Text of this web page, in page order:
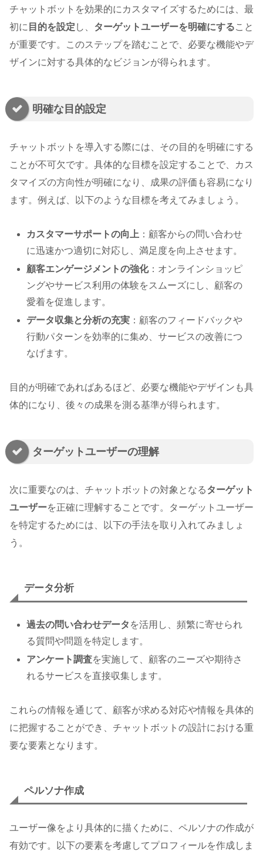
チャットボットを効果的にカスタマイズするためには、最
初に 目的を設定 し、 ターゲットユーザーを明確にすること
が重要です。このステップを踏むことで、必要な機能やデ
ザインに対する具体的なビジョンが得られます。
明確な目的設定
チャットボットを導入する際には、その目的を明確にする
ことが不可欠です。具体的な目標を設定することで、カス
タマイズの方向性が明確になり、成果の評価も容易になり
ます。例えば、以下のような目標を考えてみましょう。
カスタマーサポートの向上 ：顧客からの問い合わせ
に迅速かつ適切に対応し、満足度を向上させます。
顧客エンゲージメントの強化：オンラインショッピ
ングやサービス利用の体験をスムーズにし、顧客の
愛着を促進します。
データ収集と分析の充実 ：顧客のフィードバックや
行動パターンを効率的に集め、サービスの改善につ
なげます。
目的が明確であればあるほど、必要な機能やデザインも具
体的になり、後々の成果を測る基準が得られます。
ターゲットユーザーの理解
次に重要なのは、チャットボットの対象となる ターゲット
ユーザーを正確に理解することです。ターゲットユーザー
を特定するためには、以下の手法を取り入れてみましょ
う。
データ分析
過去の問い合わせデータ を活用し、頻繁に寄せられ
る質問や問題を特定します。
アンケート調査を実施して、顧客のニーズや期待さ
れるサービスを直接収集します。
これらの情報を通じて、顧客が求める対応や情報を具体的
に把握することができ、チャットボットの設計における重
要な要素となります。
ペルソナ作成
ユーザー像をより具体的に描くために、ペルソナの作成が
有効です。以下の要素を考慮してプロフィールを作成しま